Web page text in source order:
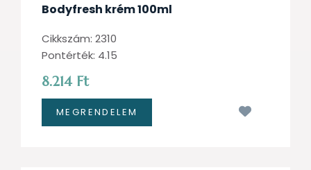
Bodyfresh krém 100ml
Cikkszám: 2310
Pontérték: 4.15
8.214 Ft